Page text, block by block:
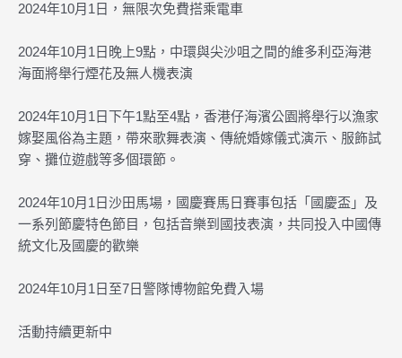
2024年10月1日，無限次免費搭乘電車
2024年10月1日晚上9點，中環與尖沙咀之間的維多利亞海港
海面將舉行煙花及無人機表演
2024年10月1日下午1點至4點，香港仔海濱公園將舉行以漁家
嫁娶風俗為主題，帶來歌舞表演、傳統婚嫁儀式演示、服飾試
穿、攤位遊戲等多個環節。
2024年10月1日沙田馬場，國慶賽馬日賽事包括「國慶盃」及
一系列節慶特色節目，包括音樂到國技表演，共同投入中國傳
統文化及國慶的歡樂
2024年10月1日至7日警隊博物館免費入場
活動持續更新中